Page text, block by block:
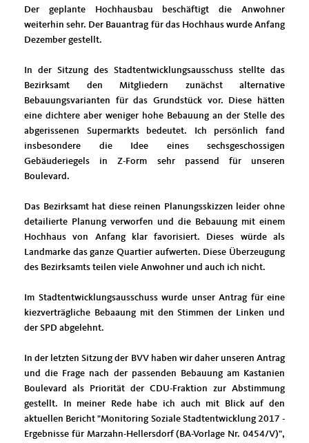
Der geplante Hochhausbau beschäftigt die Anwohner
weiterhin sehr. Der Bauantrag für das Hochhaus wurde Anfang
Dezember gestellt.
In der Sitzung des Stadtentwicklungsausschuss stellte das
Bezirksamt den Mitgliedern zunächst alternative
Bebauungsvarianten für das Grundstück vor. Diese hätten
eine dichtere aber weniger hohe Bebauung an der Stelle des
abgerissenen Supermarkts bedeutet. Ich persönlich fand
insbesondere die Idee eines sechsgeschossigen
Gebäuderiegels in Z-Form sehr passend für unseren
Boulevard.
Das Bezirksamt hat diese reinen Planungsskizzen leider ohne
detailierte Planung verworfen und die Bebauung mit einem
Hochhaus von Anfang klar favorisiert. Dieses würde als
Landmarke das ganze Quartier aufwerten. Diese Überzeugung
des Bezirksamts teilen viele Anwohner und auch ich nicht.
Im Stadtentwicklungsausschuss wurde unser Antrag für eine
kiezverträgliche Bebaaung mit den Stimmen der Linken und
der SPD abgelehnt.
In der letzten Sitzung der BVV haben wir daher unseren Antrag
und die Frage nach der passenden Bebauung am Kastanien
Boulevard als Priorität der CDU-Fraktion zur Abstimmung
gestellt. In meiner Rede habe ich auch mit Blick auf den
aktuellen Bericht "Monitoring Soziale Stadtentwicklung 2017 -
Ergebnisse für Marzahn-Hellersdorf (BA-Vorlage Nr. 0454/V)",